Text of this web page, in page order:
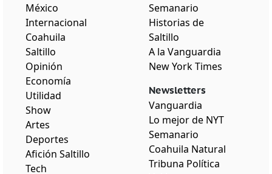
México
Internacional
Coahuila
Saltillo
Opinión
Economía
Utilidad
Show
Artes
Deportes
Afición Saltillo
Tech
Semanario
Historias de
Saltillo
A la Vanguardia
New York Times
Newsletters
Vanguardia
Lo mejor de NYT
Semanario
Coahuila Natural
Tribuna Política